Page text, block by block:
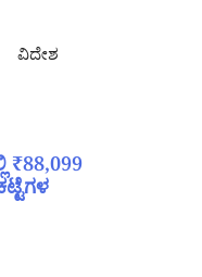
ವಿದೇಶ
₹88,099